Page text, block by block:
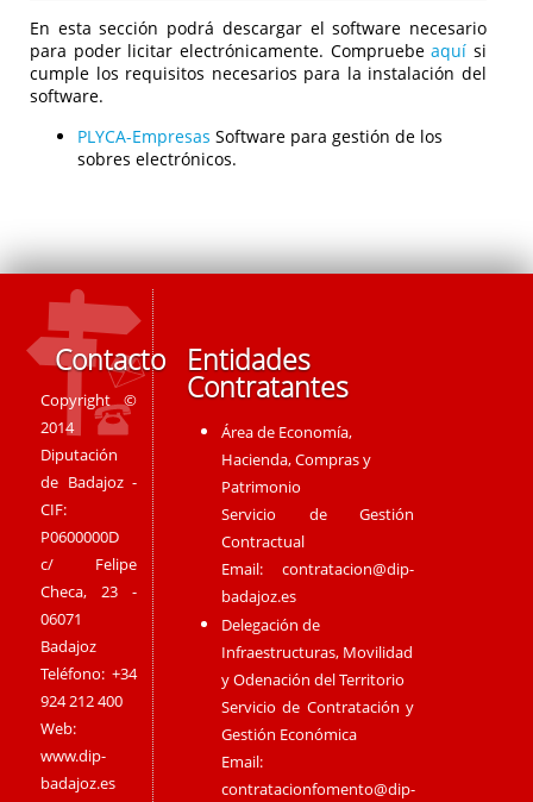
En esta sección podrá descargar el software necesario
para poder licitar electrónicamente. Compruebeaquí si
cumple los requisitos necesarios para la instalación del
software.
PLYCA-Empresas Software para gestión de los
sobres electrónicos.
Contacto
Copyright ©
2014
Diputación
de Badajoz -
CIF:
P0600000D
c/ Felipe
Checa, 23 -
06071
Badajoz
Teléfono: +34
924 212 400
Web:
www.dip-
badajoz.es
Entidades
Contratantes
Área de Economía,
Hacienda, Compras y
Patrimonio
Servicio de Gestión
Contractual
Email:contratacion@dip-
badajoz.es
Delegación de
Infraestructuras, Movilidad
y Odenación del Territorio
Servicio de Contratación y
Gestión Económica
Email:
contratacionfomento@dip-